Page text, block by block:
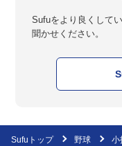
Sufuをより良くして
聞かせください。
Sufuトップ 野球 小